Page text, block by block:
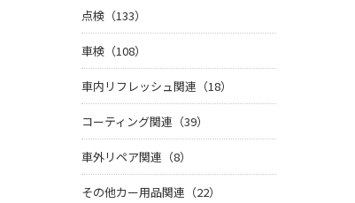
点検（133）
車検（108）
車内リフレッシュ関連（18）
コーティング関連（39）
車外リペア関連（8）
その他カー用品関連（22）